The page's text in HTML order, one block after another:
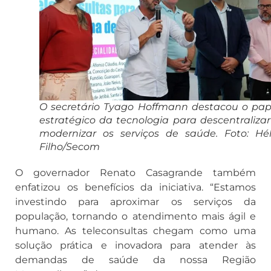
O secretário Tyago Hoffmann destacou o
estratégico da tecnologia para
modernizar os serviços de saúde. Foto:
Filho/Secom
O governador Renato Casagrande também
enfatizou os benefícios da iniciativa. “Estamos
investindo para aproximar os serviços da
população, tornando o atendimento mais ágil e
humano. As teleconsultas chegam como uma
solução prática e inovadora para atender às
demandas de saúde da nossa Região